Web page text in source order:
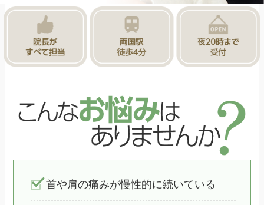
首や肩の痛みが慢性的に続いている